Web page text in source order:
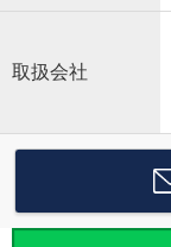
取扱会社